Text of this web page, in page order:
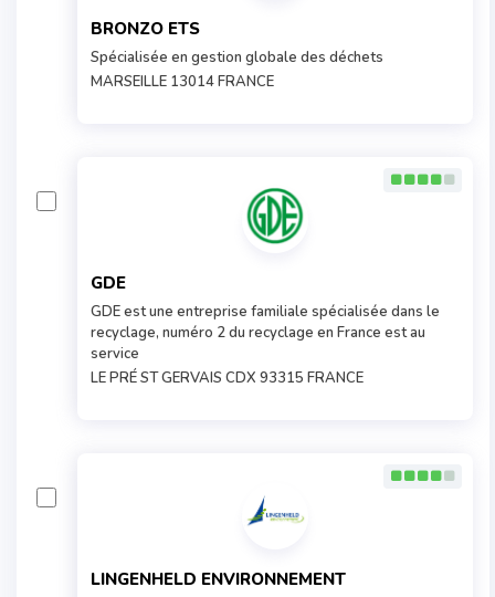
BRONZO ETS
Spécialisée en gestion globale des déchets
MARSEILLE 13014 FRANCE
GDE
GDE est une entreprise familiale spécialisée dans le
recyclage, numéro 2 du recyclage en France est au
service
LE PRÉ ST GERVAIS CDX 93315 FRANCE
LINGENHELD ENVIRONNEMENT